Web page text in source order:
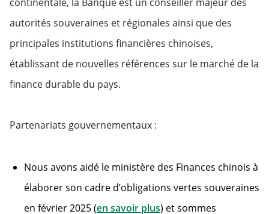
autorités souveraines et régionales ainsi que des
principales institutions financières chinoises,
établissant de nouvelles références sur le marché de la
finance durable du pays.
Partenariats gouvernementaux :
Nous avons aidé le ministère des Finances chinois à
élaborer son cadre d’obligations vertes souveraines
en février 2025 (en savoir plus) et sommes